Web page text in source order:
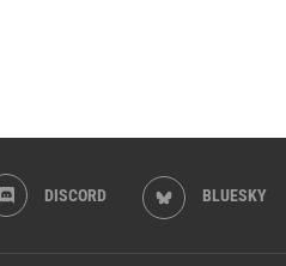
DISCORD BLUESKY